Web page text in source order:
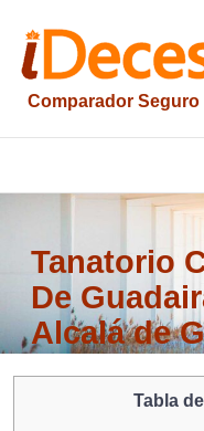
contenido
Comparador Seguro
iesquelas
Tanatorio
De
Alcalá de
Tabla